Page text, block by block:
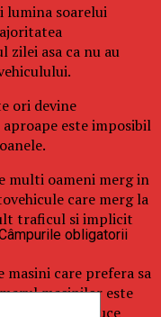
lumina soarelui
asa ca nu au
ori devine
este imposibil
multi oameni merg in
care merg la
traficul si implicit
masini care prefera sa
masinilor este
Daca vei conduce
obligatorii